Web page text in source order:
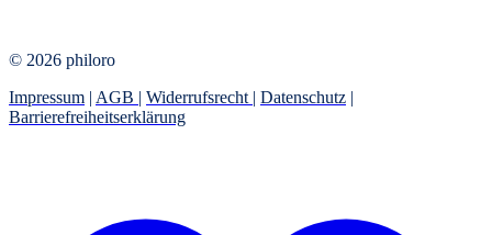
© 2026 philoro
Impressum | AGB | Widerrufsrecht | Datenschutz |
Barrierefreiheitserklärung